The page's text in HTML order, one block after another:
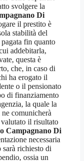
svolgere la
Di
il prestito è
stabilità del
fin quanto
addebitarla,
questa è
che, in caso di
ha erogato il
o il pensionato
di finanziamento
la quale la
comunicherà
il risultato
Campagnano Di
necessaria
richiesto di
ossia un